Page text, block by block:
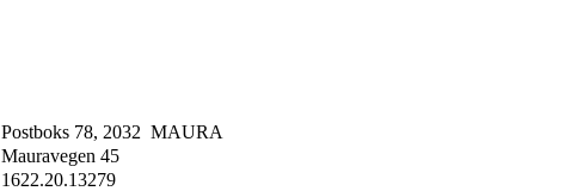
Postboks 78, 2032 MAURA
Mauravegen 45
1622.20.13279